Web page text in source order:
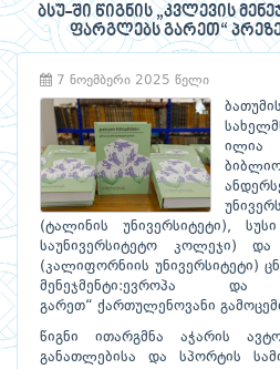
ბსუ-ში წიგნის „კვლევის
ფარგლებს გარეთ“
7 ნოემბერი 2025 წელი
ილია
(ტალინის უნივერსიტეტი),
საუნივერსიტეტო კოლეჯი)
(კალიფორნიის უნივერსიტეტი)
მენეჯმენტი:ევროპა
გარეთ“ ქართულენოვანი
წიგნი ითარგმნა აჭარის
განათლებისა და სპორტის